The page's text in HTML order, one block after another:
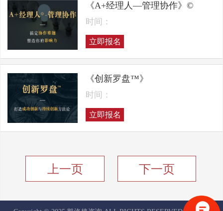
《A+经理人—管理协作》©
时间：
立即报名
《创新罗盘™》
时间：
立即报名
上一页 下一页